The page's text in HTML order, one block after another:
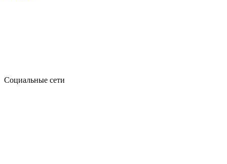
Социальные сети